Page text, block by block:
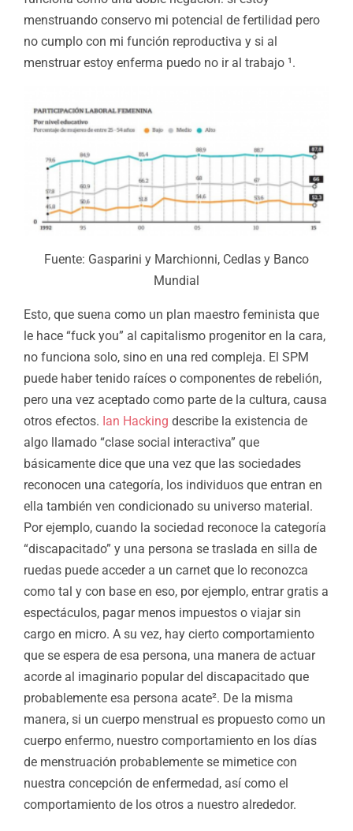
menstruando conservo mi potencial de fertilidad pero
no cumplo con mi función reproductiva y si al
menstruar estoy enferma puedo no ir al trabajo ¹.
Fuente: Gasparini y Marchionni, Cedlas y Banco
Mundial
Esto, que suena como un plan maestro feminista que
le hace “fuck you” al capitalismo progenitor en la cara,
no funciona solo, sino en una red compleja. El SPM
puede haber tenido raíces o componentes de rebelión,
pero una vez aceptado como parte de la cultura, causa
otros efectos. Ian Hacking describe la existencia de
algo llamado “clase social interactiva” que
básicamente dice que una vez que las sociedades
reconocen una categoría, los individuos que entran en
ella también ven condicionado su universo material.
Por ejemplo, cuando la sociedad reconoce la categoría
“discapacitado” y una persona se traslada en silla de
ruedas puede acceder a un carnet que lo reconozca
como tal y con base en eso, por ejemplo, entrar gratis a
espectáculos, pagar menos impuestos o viajar sin
cargo en micro. A su vez, hay cierto comportamiento
que se espera de esa persona, una manera de actuar
acorde al imaginario popular del discapacitado que
probablemente esa persona acate². De la misma
manera, si un cuerpo menstrual es propuesto como un
cuerpo enfermo, nuestro comportamiento en los días
de menstruación probablemente se mimetice con
nuestra concepción de enfermedad, así como el
comportamiento de los otros a nuestro alrededor.